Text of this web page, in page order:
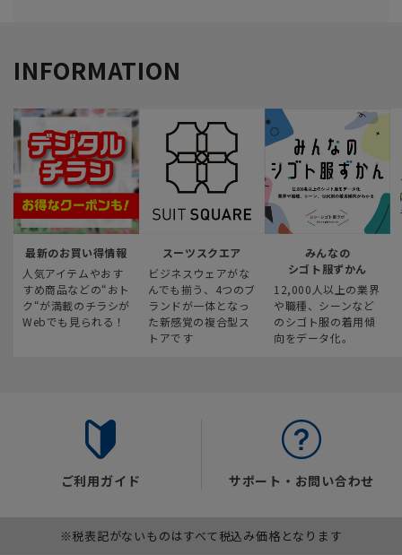
INFORMATION
最新のお買い得情報
人気アイテムやおす
すめ商品などの“おト
ク“が満載のチラシが
Webでも見られる！
スーツスクエア
ビジネスウェアがな
んでも揃う、4つのブ
ランドが一体となっ
た新感覚の複合型ス
トアです
みんなの
シゴト服ずかん
12,000人以上の業界
や職種、シーンなど
のシゴト服の着用傾
向をデータ化。
ご利用ガイド サポート・お問い合わせ
※税表記がないものはすべて税込み価格となります